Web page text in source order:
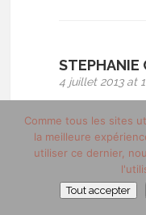
STEPHANIE
4 juillet 2013 at
j’aime les
et mon
bonne soirée
Comme tous les sites
la meilleure
utiliser ce dernier,
Tout accepter